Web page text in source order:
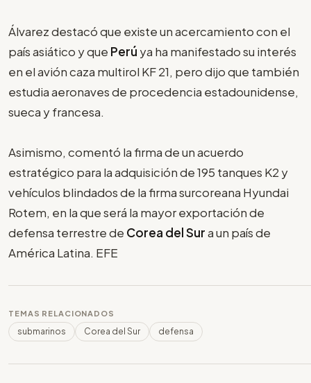
Álvarez destacó que existe un acercamiento con el
país asiático y que Perú ya ha manifestado su interés
en el avión caza multirol KF 21, pero dijo que también
estudia aeronaves de procedencia estadounidense,
sueca y francesa.
Asimismo, comentó la firma de un acuerdo
estratégico para la adquisición de 195 tanques K2 y
vehículos blindados de la firma surcoreana Hyundai
Rotem, en la que será la mayor exportación de
defensa terrestre de Corea del Sura un país de
América Latina. EFE
TEMAS RELACIONADOS
submarinos Corea del Sur defensa